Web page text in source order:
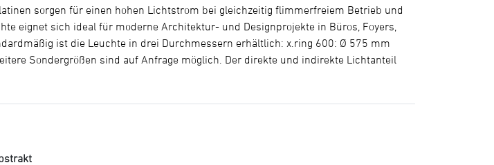
sorgen für einen hohen Lichtstrom bei gleichzeitig flimmerfreiem Betrieb und
eignet sich ideal für moderne Architektur- und Designprojekte in Büros, Foyers,
ist die Leuchte in drei Durchmessern erhältlich: x.ring 600: Ø 575 mm
Sondergrößen sind auf Anfrage möglich. Der direkte und indirekte Lichtanteil